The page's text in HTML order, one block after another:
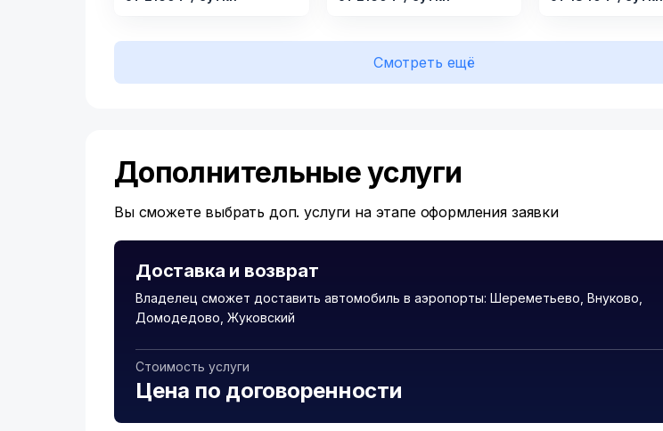
Смотреть ещё
Дополнительные услуги
Вы сможете выбрать доп. услуги на этапе оформления заявки
Доставка и возврат
Владелец сможет доставить автомобиль в аэропорты: Шереметьево, Внуково,
Домодедово, Жуковский
Стоимость услуги
Цена по договоренности